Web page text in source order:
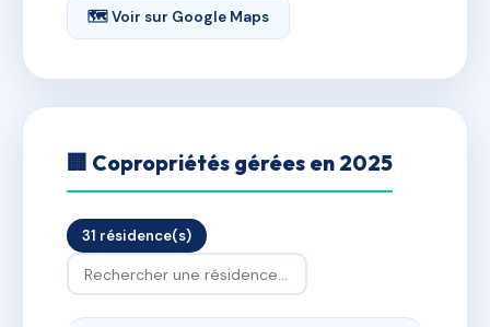
🗺 Voir sur Google Maps
🏢 Copropriétés gérées en 2025
31 résidence(s)